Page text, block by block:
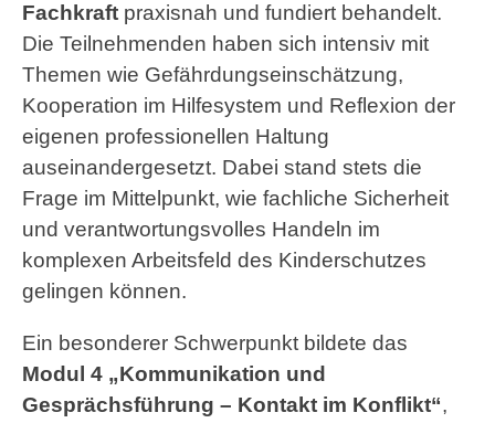
Fachkraft praxisnah und fundiert behandelt.
Die Teilnehmenden haben sich intensiv mit
Themen wie Gefährdungseinschätzung,
Kooperation im Hilfesystem und Reflexion der
eigenen professionellen Haltung
auseinandergesetzt. Dabei stand stets die
Frage im Mittelpunkt, wie fachliche Sicherheit
und verantwortungsvolles Handeln im
komplexen Arbeitsfeld des Kinderschutzes
gelingen können.
Ein besonderer Schwerpunkt bildete das
Modul 4 „Kommunikation und
Gesprächsführung – Kontakt im Konflikt“,